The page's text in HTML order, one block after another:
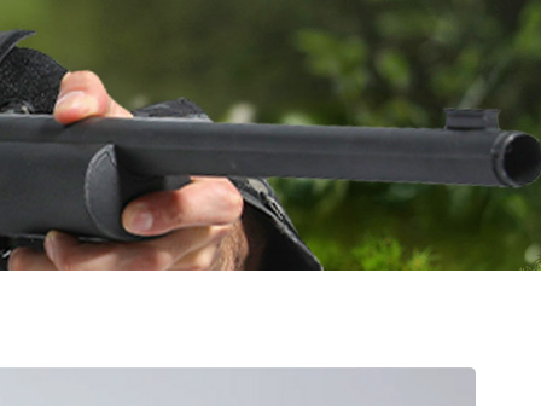
Italiano
Português
Brasil
Русский
slovenský